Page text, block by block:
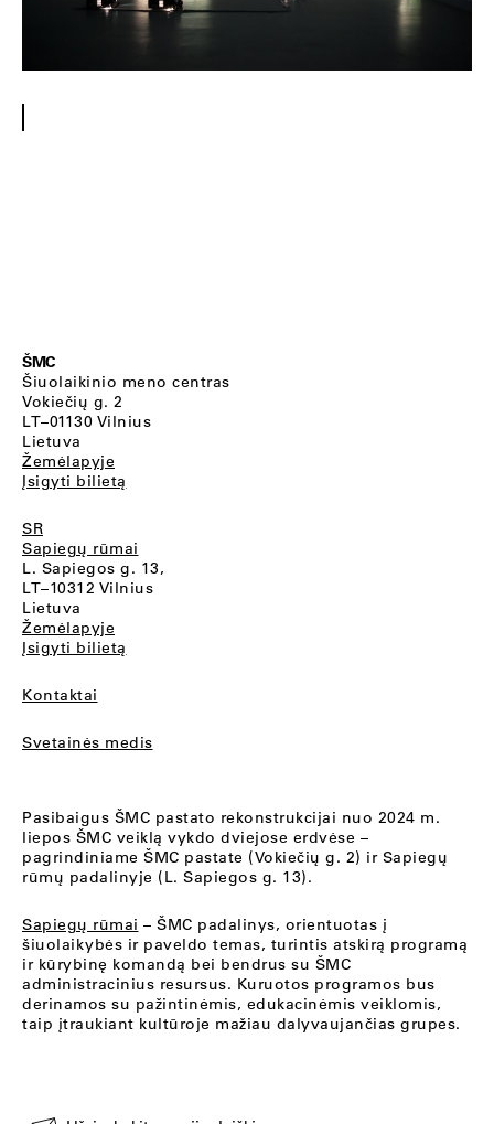
ŠMC
Šiuolaikinio meno centras
Vokiečių g. 2
LT–01130 Vilnius
Lietuva
Žemėlapyje
Įsigyti bilietą
SR
Sapiegų rūmai
L. Sapiegos g. 13,
LT–10312 Vilnius
Lietuva
Žemėlapyje
Įsigyti bilietą
Kontaktai
Svetainės medis
Pasibaigus ŠMC pastato rekonstrukcijai nuo 2024 m.
liepos ŠMC veiklą vykdo dviejose erdvėse –
pagrindiniame ŠMC pastate (Vokiečių g. 2) ir Sapiegų
rūmų padalinyje (L. Sapiegos g. 13).
Sapiegų rūmai – ŠMC padalinys, orientuotas į
šiuolaikybės ir paveldo temas, turintis atskirą programą
ir kūrybinę komandą bei bendrus su ŠMC
administracinius resursus. Kuruotos programos bus
derinamos su pažintinėmis, edukacinėmis veiklomis,
taip įtraukiant kultūroje mažiau dalyvaujančias grupes.